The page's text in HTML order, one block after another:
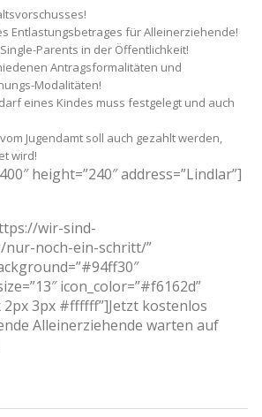
Entlastungsbetrages für Alleinerziehende!
Parents in der Öffentlichkeit!
Antragsformalitäten und
Modalitäten!
eines Kindes muss festgelegt und auch
Jugendamt soll auch gezahlt werden,
wird!
height=”240″ address=”Lindlar”]
wir-sind-
nur-noch-ein-schritt/”
icon_color=”#f6162d”
2px 3px #ffffff”]Jetzt kostenlos
Alleinerziehende warten auf